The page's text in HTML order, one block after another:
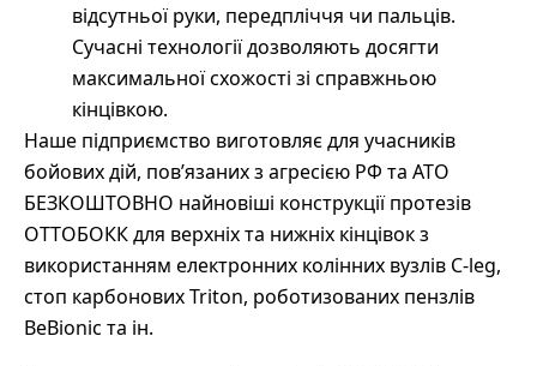
відсутньої руки, передпліччя чи пальців.
Сучасні технології дозволяють досягти
максимальної схожості зі справжньою
кінцівкою.
Наше підприємство виготовляє для учасників
бойових дій, пов’язаних з агресією РФ та АТО
БЕЗКОШТОВНО найновіші конструкції протезів
ОТТОБОКК для верхніх та нижніх кінцівок з
використанням електронних колінних вузлів C-leg,
стоп карбонових Triton, роботизованих пензлів
BeBionic та ін.